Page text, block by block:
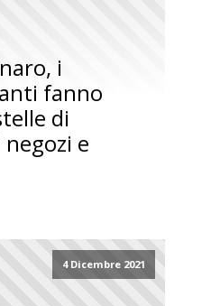
i
fanno
di
e
4 Dicembre 2021